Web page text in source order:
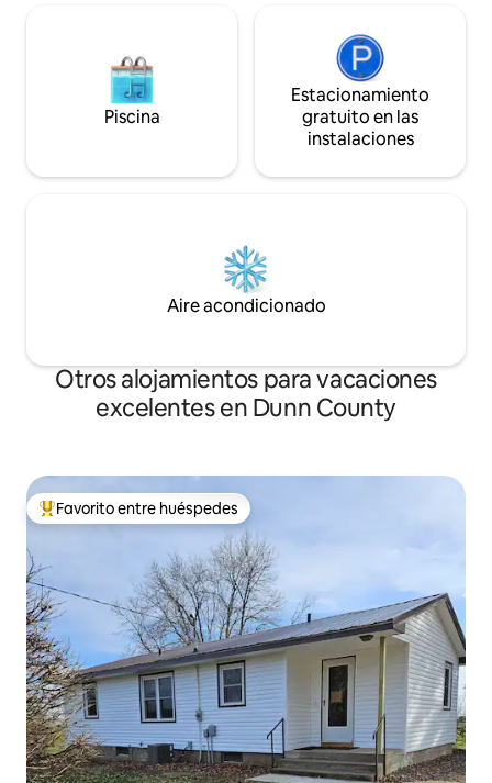
Piscina
Estacionamiento
gratuito en las
instalaciones
Aire acondicionado
Otros alojamientos para vacaciones
excelentes en Dunn County
Favorito entre huéspedes preferido
Favorito entre huéspedes